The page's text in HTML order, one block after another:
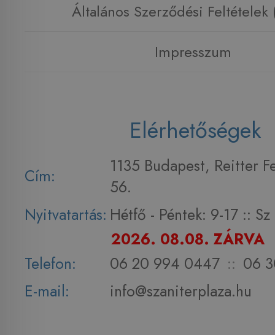
Általános Szerződési Feltételek
Impresszum
Elérhetőségek
Cím:
1135 Budapest, Reitter
56.
Nyitvatartás: Hétfő - Péntek: 9-17 :: Sz
2026. 08.08. ZÁRVA
Telefon:
06 20 994 0447 :: 06
E-mail:
info@szaniterplaza.hu